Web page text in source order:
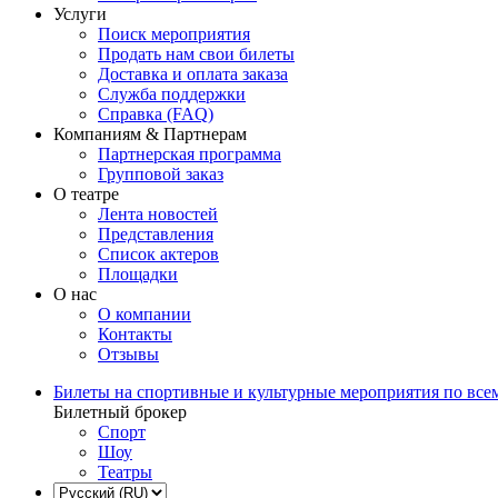
Услуги
Поиск мероприятия
Продать нам свои билеты
Доставка и оплата заказа
Служба поддержки
Справка (FAQ)
Компаниям & Партнерам
Партнерская программа
Групповой заказ
О театре
Лента новостей
Представления
Список актеров
Площадки
О нас
О компании
Контакты
Отзывы
Билеты на спортивные и культурные мероприятия по
Билетный брокер
Спорт
Шоу
Театры